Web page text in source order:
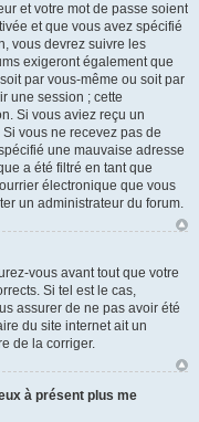
et votre mot de passe soient
et que vous avez spécifié
vous devrez suivre les
exigeront également que
par vous-même ou soit par
une session ; cette
Si vous aviez reçu un
vous ne recevez pas de
une mauvaise adresse
a été filtré en tant que
électronique que vous
un administrateur du forum.
vous avant tout que votre
Si tel est le cas,
assurer de ne pas avoir été
du site internet ait un
de la corriger.
à présent plus me